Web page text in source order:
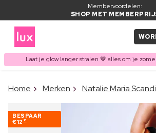
Membervoordelen:
SHOP MET
Laat je glow langer stralen 🤎 alles om je
ITEM TOEGEVOEGD AAN
WINKELMAND
Home Merken Natalie Maria
BESPAAR
€12 10